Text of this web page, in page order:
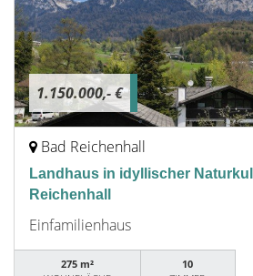
1.150.000,- €
Bad Reichenhall
Landhaus in idyllischer
Reichenhall
Einfamilienhaus
275 m²
10